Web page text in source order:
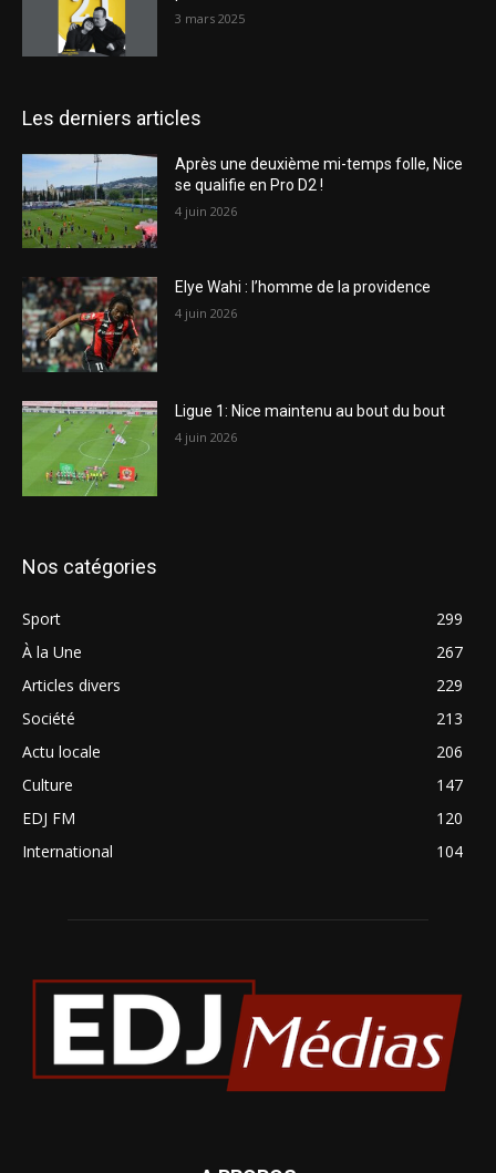
3 mars 2025
Les derniers articles
Après une deuxième mi-temps folle, Nice
se qualifie en Pro D2 !
4 juin 2026
Elye Wahi : l’homme de la providence
4 juin 2026
Ligue 1: Nice maintenu au bout du bout
4 juin 2026
Nos catégories
Sport
299
À la Une
267
Articles divers
229
Société
213
Actu locale
206
Culture
147
EDJ FM
120
International
104